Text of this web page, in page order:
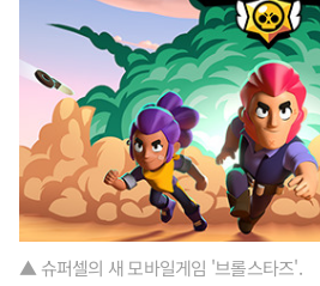
▲ 슈퍼셀의 새 모바일게임 '브롤스타즈'.